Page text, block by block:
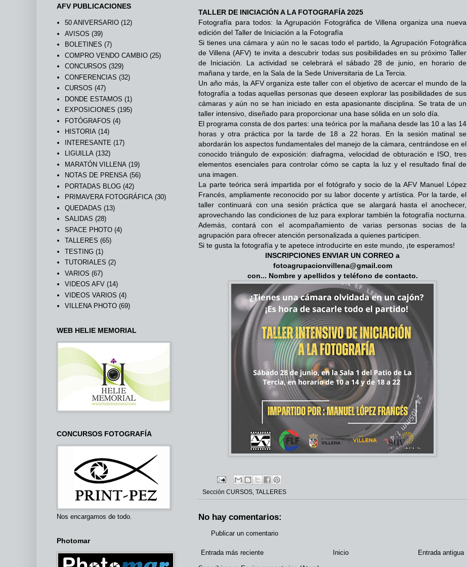
TALLER DE INICIACIÓN A LA FOTOGRAFÍA 2025
Fotografía para todos: la Agrupación Fotográfica de Villena organiza una nueva
edición del Taller de Iniciación a la Fotografía
Si tienes una cámara y aún no le sacas todo el partido, la Agrupación Fotográfica
de Villena (AFV) te invita a descubrir todas sus posibilidades en su próximo Taller
de Iniciación. La actividad se celebrará el sábado 28 de junio, en horario de
mañana y tarde, en la Sala de la Sede Universitaria de La Tercia.
Un año más, la AFV organiza este taller con el objetivo de acercar el mundo de la
fotografía a todas aquellas personas que deseen explorar las posibilidades de sus
cámaras y aún no se han iniciado en esta apasionante disciplina. Se trata de un
taller intensivo, diseñado para proporcionar una base sólida en un solo día.
El programa consta de dos partes: una teórica por la mañana desde las 10 a las 14
horas y otra práctica por la tarde de 18 a 22 horas. En la sesión matinal se
abordarán los aspectos fundamentales del manejo de la cámara, centrándose en el
conocido triángulo de exposición: diafragma, velocidad de obturación e ISO, tres
elementos esenciales para controlar cómo se capta la luz y el resultado final de
una imagen.
La parte teórica será impartida por el fotógrafo y socio de la AFV Manuel López
Francés, ampliamente reconocido por su labor docente y artística. Por la tarde, el
taller continuará con una sesión práctica que se alargará hasta el anochecer,
aprovechando las condiciones de luz para explorar también la fotografía nocturna.
Además, contará con el acompañamiento de varias personas socias de la
agrupación para ofrecer atención personalizada a quienes participen.
Si te gusta la fotografía y te apetece introducirte en este mundo, ¡te esperamos!
INSCRIPCIONES ENVIAR UN CORREO a
fotoagrupacionvillena@gmail.com
con... Nombre y apellidos y teléfono de contacto.
Sección CURSOS TALLERES
No hay comentarios:
Publicar un comentario
Entrada más reciente Entrada antigua
Inicio
AFV PUBLICACIONES
50 ANIVERSARIO (12)
AVISOS (39)
BOLETINES (7)
COMPRO VENDO CAMBIO (25)
CONCURSOS (329)
CONFERENCIAS (32)
CURSOS (47)
DONDE ESTAMOS (1)
EXPOSICIONES (195)
FOTÓGRAFOS (4)
HISTORIA (14)
INTERESANTE (17)
LIGUILLA (132)
MARATÓN VILLENA (19)
NOTAS DE PRENSA (56)
PORTADAS BLOG (42)
PRIMAVERA FOTOGRÁFICA (30)
QUEDADAS (13)
SALIDAS (28)
SPACE PHOTO (4)
TALLERES (65)
TESTING (1)
TUTORIALES (2)
VARIOS (67)
VIDEOS AFV (14)
VIDEOS VARIOS (4)
VILLENA PHOTO (69)
WEB HELIE MEMORIAL
CONCURSOS FOTOGRAFÍA
Nos encargamos de todo.
Photomar